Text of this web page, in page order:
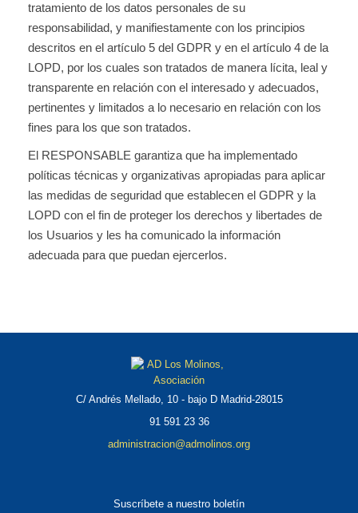
tratamiento de los datos personales de su
responsabilidad, y manifiestamente con los principios
descritos en el artículo 5 del GDPR y en el artículo 4 de la
LOPD, por los cuales son tratados de manera lícita, leal y
transparente en relación con el interesado y adecuados,
pertinentes y limitados a lo necesario en relación con los
fines para los que son tratados.
El RESPONSABLE garantiza que ha implementado
políticas técnicas y organizativas apropiadas para aplicar
las medidas de seguridad que establecen el GDPR y la
LOPD con el fin de proteger los derechos y libertades de
los Usuarios y les ha comunicado la información
adecuada para que puedan ejercerlos.
C/ Andrés Mellado, 10 - bajo D Madrid-28015
91 591 23 36
administracion@admolinos.org
Suscríbete a nuestro boletín